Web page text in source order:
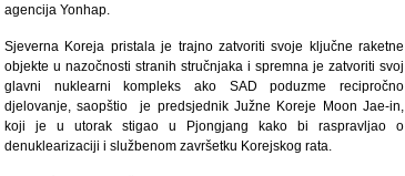
agencija Yonhap.
Sjeverna Koreja pristala je trajno zatvoriti svoje ključne raketne
objekte u nazočnosti stranih stručnjaka i spremna je zatvoriti svoj
glavni nuklearni kompleks ako SAD poduzme recipročno
djelovanje, saopštio je predsjednik Južne Koreje Moon Jae-in,
koji je u utorak stigao u Pjongjang kako bi raspravljao o
denuklearizaciji i službenom završetku Korejskog rata.